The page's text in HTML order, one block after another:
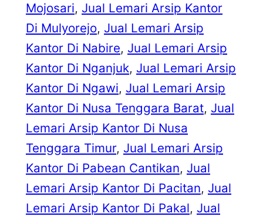
Mojosari, Jual Lemari Arsip Kantor
Di Mulyorejo, Jual Lemari Arsip
Kantor Di Nabire, Jual Lemari Arsip
Kantor Di Nganjuk, Jual Lemari Arsip
Kantor Di Ngawi, Jual Lemari Arsip
Kantor Di Nusa Tenggara Barat, Jual
Lemari Arsip Kantor Di Nusa
Tenggara Timur, Jual Lemari Arsip
Kantor Di Pabean Cantikan, Jual
Lemari Arsip Kantor Di Pacitan, Jual
Lemari Arsip Kantor Di Pakal, Jual